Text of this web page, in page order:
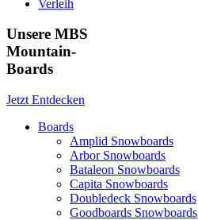
Verleih
Unsere MBS
Mountain-
Boards
Jetzt Entdecken
Boards
Amplid Snowboards
Arbor Snowboards
Bataleon Snowboards
Capita Snowboards
Doubledeck Snowboards
Goodboards Snowboards